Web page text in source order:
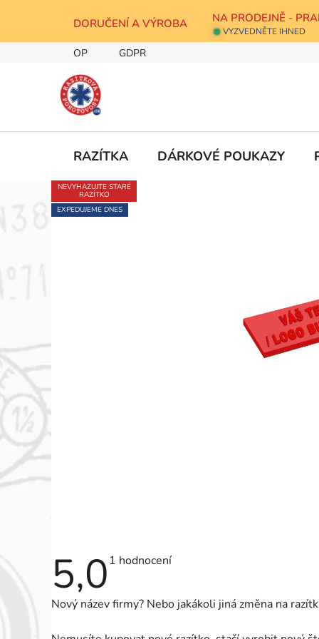
obsah
DORUČENÍ A VÝROBA NA PRODEJNĚ -
VYZVEDNĚTE IHNED
OP GDPR
RAZÍTKA DÁRKOVÉ POUKAZY
NEVYHAZUJTE STARÉ
RAZÍTKO
EXPEDUJEME DNES
5,0 Průměrné
5,0
1 hodnocení
Nový název firmy? Nebo jakákoli jiná změna na